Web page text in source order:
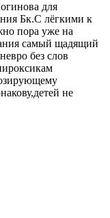
для
Бк.С лёгкими к
пора уже на
самый щадящий
без слов
не